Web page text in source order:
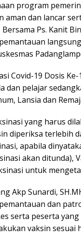
program
aman dan lancar
Bersama Ps. Kanit
Covid-19 Dosis
dan pelajar
Lansia dan
yang harus
diperiksa terlebih
apabila
akan ditunda),
untuk
Akp Sunardi,
dan
serta peserta
vaksin